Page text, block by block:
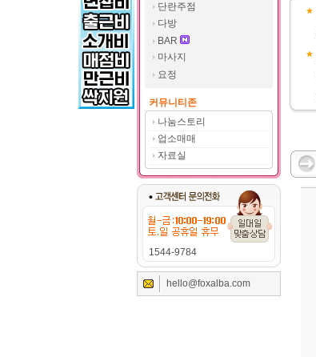
단란주점
다방
BAR
마사지
요정
커뮤니티존
나눔스토리
업소매매
자료실
1544-9784
hello@foxalba.com